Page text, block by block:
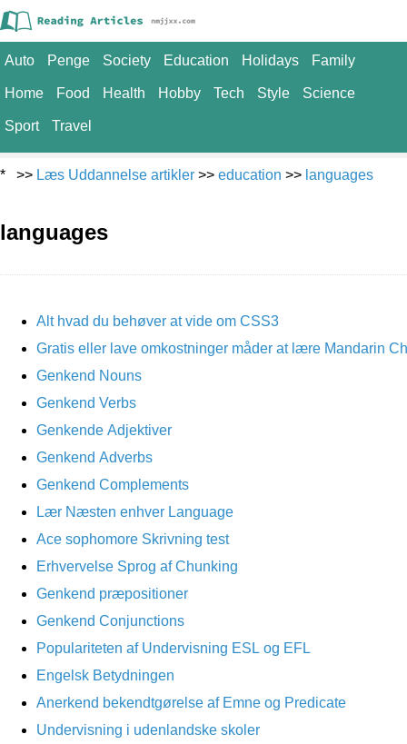
Auto Penge Society Education Holidays Family
Home Food Health Hobby Tech Style Science
Sport Travel
* >> Læs Uddannelse artikler >> education >> languages
languages
Alt hvad du behøver at vide om CSS3
Gratis eller lave omkostninger måder at lære Mandarin
Genkend Nouns
Genkend Verbs
Genkende Adjektiver
Genkend Adverbs
Genkend Complements
Lær Næsten enhver Language
Ace sophomore Skrivning test
Erhvervelse Sprog af Chunking
Genkend præpositioner
Genkend Conjunctions
Populariteten af ​​Undervisning ESL og EFL
Engelsk Betydningen
Anerkend bekendtgørelse af Emne og Predicate
Undervisning i udenlandske skoler